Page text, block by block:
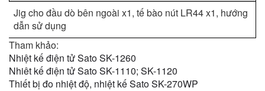
Jig cho đầu dò bên ngoài x1, tế bào nút LR44 x1, hướng
dẫn sử dụng
Tham khảo:
Nhiệt kế điện tử Sato SK-1260
Nhiêt kế điện tử Sato SK-1110; SK-1120
Thiết bị đo nhiệt độ, nhiệt kế Sato SK-270WP